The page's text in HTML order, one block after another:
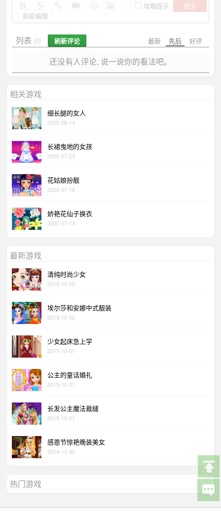
攻略提示
提交
高级编辑
最新 先后 好评
列表 (0) 刷新评论
还没有人评论, 说一说你的看法吧。
相关游戏
细长腿的女人
2005-08-14
长裙曳地的女孩
2005-07-23
花姑娘扮靓
2005-07-15
娇艳花仙子换衣
2005-07-13
最新游戏
清纯时尚少女
2015-10-02
埃尔莎和安娜中式靓装
2015-10-02
少女起床急上学
2015-10-01
公主的童话婚礼
2015-10-01
长发公主魔法裁缝
2015-10-01
感恩节惊艳晚装美女
2014-11-30
热门游戏